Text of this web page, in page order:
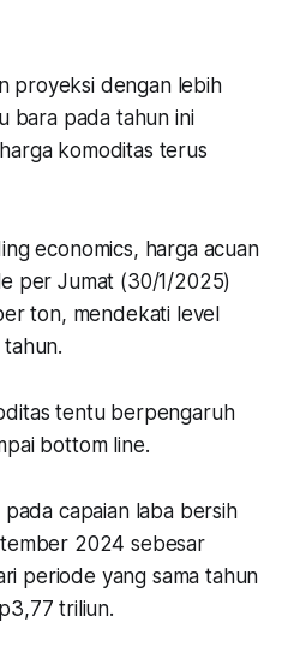
proyeksi dengan lebih
bara pada tahun ini
komoditas terus
economics, harga acuan
per Jumat (30/1/2025)
ton, mendekati level
tentu berpengaruh
bottom line.
capaian laba bersih
2024 sebesar
periode yang sama tahun
triliun.